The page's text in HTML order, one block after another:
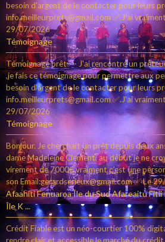
besoin d'argent de le contacter pour leurs
info.meilleurprets@gmail.com ✅.J'ai
29/07/2026
Témoignage
Témoignage prêt✅- J'ai rencontré un
,je fais ce témoignage pour permettre aux
besoin d'argent de le contacter pour leurs
info.meilleurprets@gmail.com ✅.J'ai
29/07/2026
Témoignage
Bonjour. Je cherchait un prêt depuis deux
dame Madeleine Clement, au début je ne
virement de 7000€ vraiment c’est une
son Email:gerardserieux@gmail.com ✅Le
Afaahiti Fenuaroa Île du Sud Afareaitu
Île K ...
Crédit Fiable est un néo-courtier 100%